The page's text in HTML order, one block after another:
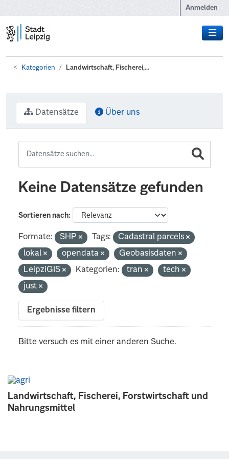
Anmelden
Kategorien Landwirtschaft, Fischerei,...
Landwirtschaft, Fischerei, Forstwirtschaft und
Nahrungsmittel
Datensätze Über uns
Keine Datensätze gefunden
Sortieren nach
Formate: SHP Tags:
Cadastral parcels
lokal
opendata
Geobasisdaten
LeipziGIS
Kategorien: tran
tech
just
Ergebnisse filtern
Bitte versuch es mit einer anderen Suche.